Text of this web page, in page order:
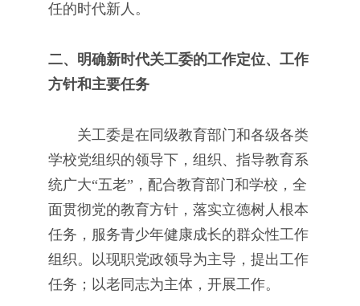
任的时代新人。
二、明确新时代关工委的工作定位、工作
方针和主要任务
关工委是在同级教育部门和各级各类
学校党组织的领导下，组织、指导教育系
统广大“五老”，配合教育部门和学校，全
面贯彻党的教育方针，落实立德树人根本
任务，服务青少年健康成长的群众性工作
组织。以现职党政领导为主导，提出工作
任务；以老同志为主体，开展工作。